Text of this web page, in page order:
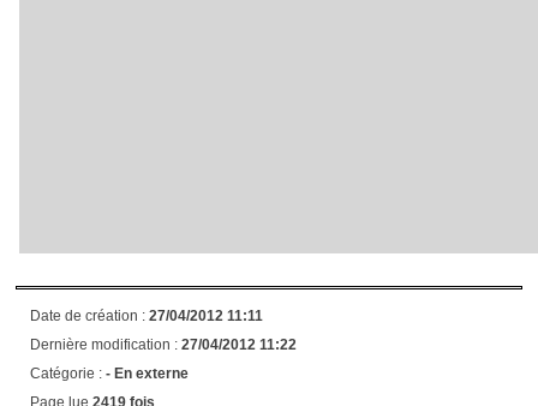
Date de création : 27/04/2012 11:11
Dernière modification : 27/04/2012 11:22
Catégorie : - En externe
Page lue 2419 fois